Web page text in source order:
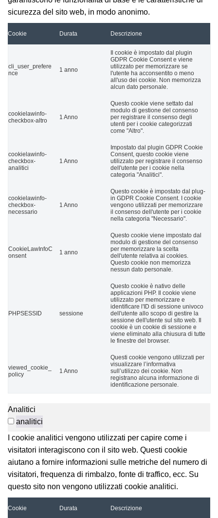
sicurezza del sito web, in modo anonimo.
Cookie Durata Descrizione
cli_user_prefere
nce
1 anno
Il cookie è impostato dal plugin
GDPR Cookie Consent e viene
utilizzato per memorizzare se
l'utente ha acconsentito o meno
all'uso dei cookie. Non memorizza
alcun dato personale.
cookielawinfo-
checkbox-altro
1 Anno
Questo cookie viene settato dal
modulo di gestione del consenso
per registrare il consenso degli
utenti per i cookie categorizzati
come "Altro".
cookielawinfo-
checkbox-
analitici
1 Anno
Impostato dal plugin GDPR Cookie
Consent, questo cookie viene
utilizzato per registrare il consenso
dell'utente per i cookie nella
categoria "Analitici".
cookielawinfo-
checkbox-
necessario
1 Anno
Questo cookie è impostato dal plug-
in GDPR Cookie Consent. I cookie
vengono utilizzati per memorizzare
il consenso dell'utente per i cookie
nella categoria "Necessario".
CookieLawInfoC
onsent
1 anno
Questo cookie viene impostato dal
modulo di gestione del consenso
per memorizzare la scelta
dell'utente relativa ai cookies.
Questo cookie non memorizza
nessun dato personale.
PHPSESSID sessione
Questo cookie è nativo delle
applicazioni PHP. Il cookie viene
utilizzato per memorizzare e
identificare l'ID di sessione univoco
dell'utente allo scopo di gestire la
sessione dell'utente sul sito web. Il
cookie è un cookie di sessione e
viene eliminato alla chiusura di tutte
le finestre del browser.
viewed_cookie_
policy
1 Anno
Questi cookie vengono utilizzati per
visualizzare l’informativa
sull’utilizzo dei cookie. Non
registrano alcuna informazione di
identificazione personale.
Analitici
analitici
I cookie analitici vengono utilizzati per capire come i
visitatori interagiscono con il sito web. Questi cookie
aiutano a fornire informazioni sulle metriche del numero di
visitatori, frequenza di rimbalzo, fonte di traffico, ecc. Su
questo sito non vengono utilizzati cookie analitici.
Cookie Durata Descrizione